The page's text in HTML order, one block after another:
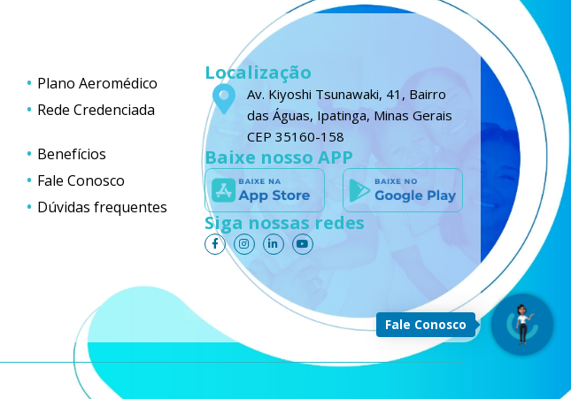
Plano Aeromédico
Rede Credenciada
Benefícios
Fale Conosco
Dúvidas frequentes
Localização
Av. Kiyoshi Tsunawaki, 41, Bairro
das Águas, Ipatinga, Minas Gerais
CEP 35160-158
Baixe nosso APP
Siga nossas redes
F
a
c
f
I
n
s
t
a
L
i
n
d
i
Y
o
u
Fale Conosco